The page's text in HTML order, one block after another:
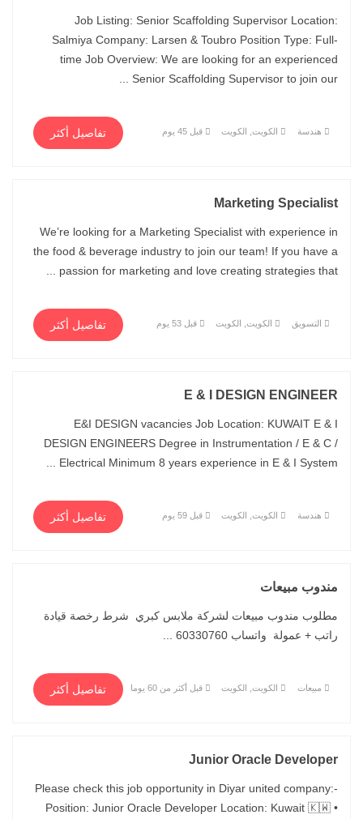
Job Listing: Senior Scaffolding Supervisor Location:
Salmiya Company: Larsen & Toubro Position Type: Full-
time Job Overview: We are looking for an experienced
Senior Scaffolding Supervisor to join our ...
هندسة الكويت, الكويت قبل 45 يوم تفاصيل أكثر
Marketing Specialist
We’re looking for a Marketing Specialist with experience in
the food & beverage industry to join our team! If you have a
passion for marketing and love creating strategies that ...
التسويق الكويت, الكويت قبل 53 يوم تفاصيل أكثر
E & I DESIGN ENGINEER
E&I DESIGN vacancies Job Location: KUWAIT E & I
DESIGN ENGINEERS Degree in Instrumentation / E & C /
Electrical Minimum 8 years experience in E & I System ...
هندسة الكويت, الكويت قبل 59 يوم تفاصيل أكثر
مندوب مبيعات
مطلوب مندوب مبيعات لشركة ملابس كبري شرط رخصة قيادة
راتب + عمولة واتساب 60330760 ...
مبيعات الكويت, الكويت قبل أكثر من 60 يوما تفاصيل أكثر
Junior Oracle Developer
Please check this job opportunity in Diyar united company:-
Position: Junior Oracle Developer Location: Kuwait 🇰🇼 •